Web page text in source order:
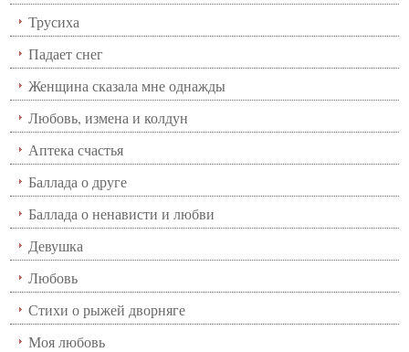
Трусиха
Падает снег
Женщина сказала мне однажды
Любовь, измена и колдун
Аптека счастья
Баллада о друге
Баллада о ненависти и любви
Девушка
Любовь
Стихи о рыжей дворняге
Моя любовь